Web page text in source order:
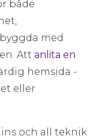
både
med
Att anlita en
hemsida -
eller
och all teknik